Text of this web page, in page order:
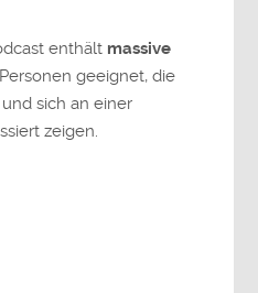
enthält massive
geeignet, die
sich an einer
zeigen.